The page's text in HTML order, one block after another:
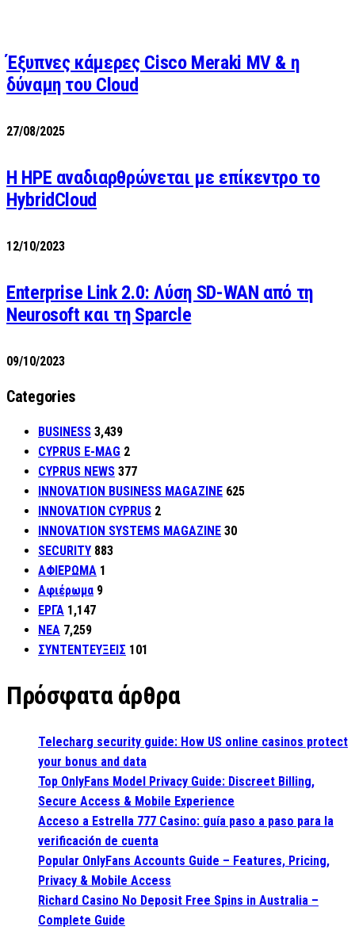
Έξυπνες κάμερες Cisco Meraki MV & η
δύναμη του Cloud
27/08/2025
H HPE αναδιαρθρώνεται με επίκεντρο το
HybridCloud
12/10/2023
Enterprise Link 2.0: Λύση SD-WAN από τη
Neurosoft και τη Sparcle
09/10/2023
Categories
BUSINESS 3,439
CYPRUS E-MAG 2
CYPRUS NEWS 377
INNOVATION BUSINESS MAGAZINE 625
INNOVATION CYPRUS 2
INNOVATION SYSTEMS MAGAZINE 30
SECURITY 883
ΑΦΙΕΡΩΜΑ 1
Αφιέρωμα 9
ΕΡΓΑ 1,147
ΝΕΑ 7,259
ΣΥΝΤΕΝΤΕΥΞΕΙΣ 101
Πρόσφατα άρθρα
Telecharg security guide: How US online casinos protect
your bonus and data
Top OnlyFans Model Privacy Guide: Discreet Billing,
Secure Access & Mobile Experience
Acceso a Estrella 777 Casino: guía paso a paso para la
verificación de cuenta
Popular OnlyFans Accounts Guide – Features, Pricing,
Privacy & Mobile Access
Richard Casino No Deposit Free Spins in Australia –
Complete Guide